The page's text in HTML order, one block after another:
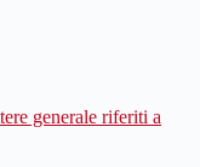
generale riferiti a